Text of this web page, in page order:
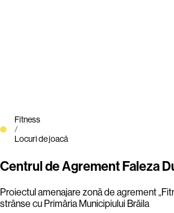
Fitness
/
Locuri de joacă
Centrul de Agrement Faleza
Proiectul amenajare zonă de agrement
strânse cu Primăria Municipiului Brăila